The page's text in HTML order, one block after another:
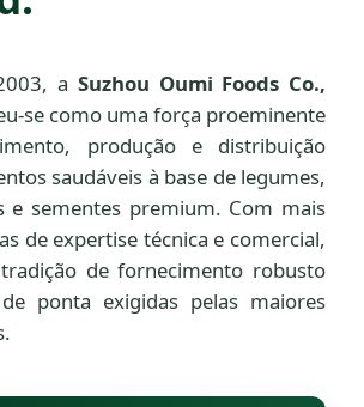
a Suzhou Oumi Foods Co.,
se como uma força proeminente
produção e distribuição
saudáveis à base de legumes,
e sementes premium. Com mais
de expertise técnica e comercial,
de fornecimento robusto
ponta exigidas pelas maiores